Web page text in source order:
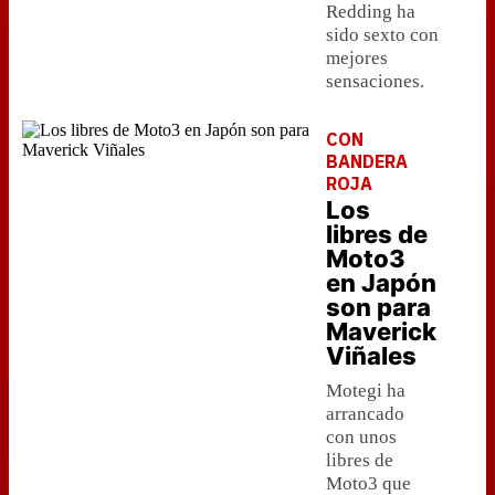
Redding ha
sido sexto con
mejores
sensaciones.
CON
BANDERA
ROJA
Los
libres de
Moto3
en Japón
son para
Maverick
Viñales
Motegi ha
arrancado
con unos
libres de
Moto3 que